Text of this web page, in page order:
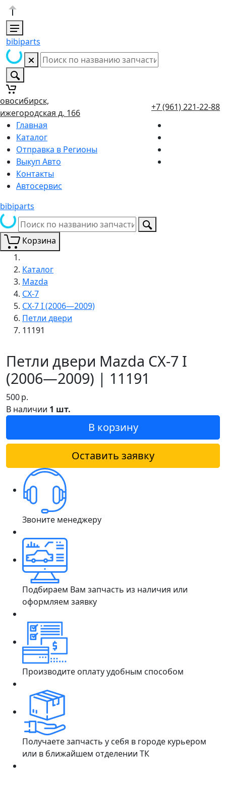
bibiparts
д. 166
+7 (961) 221-22-88
Главная
Каталог
Отправка в Регионы
Выкуп Авто
Контакты
Автосервис
bibiparts
Корзина
Каталог
Mazda
CX-7
CX-7 I (2006—2009)
Петли двери
11191
Петли двери Mazda CX-7 I
(2006—2009) | 11191
500р.
В наличии 1 шт.
В корзину
Оставить заявку
Звоните менеджеру
Подбираем Вам запчасть из наличия или
оформляем заявку
Производите оплату удобным способом
Получаете запчасть у себя в городе курьером
или в ближайшем отделении ТК